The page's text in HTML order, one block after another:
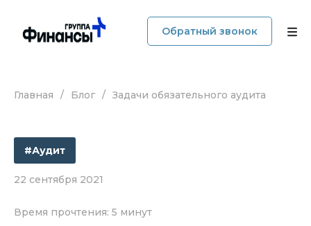
Обратный звонок
О компании
Услуги
Прайс
Наши кейсы
Главная / Блог / Задачи обязательного аудита
#Аудит
22 сентября 2021
Время прочтения: 5 минут